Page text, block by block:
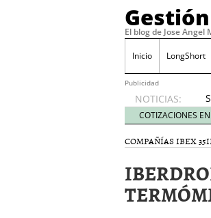
El blog de Jose Angel
Inicio LongShort
Publicidad
NOTICIAS:
COTIZACIONES
COMPAÑÍAS IBEX 35